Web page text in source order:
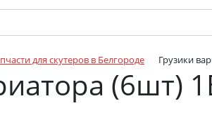
для скутеров в Белгороде Грузики
(6шт)